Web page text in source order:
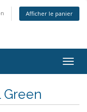
Afficher le panier